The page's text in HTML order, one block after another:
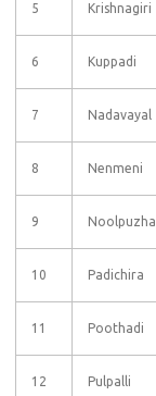
5 Krishnagiri
6 Kuppadi
7 Nadavayal
8 Nenmeni
9 Noolpuzha
10 Padichira
11 Poothadi
12 Pulpalli